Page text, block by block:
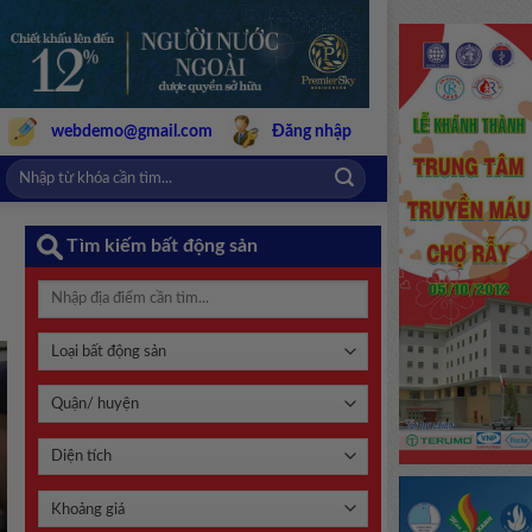
webdemo@gmail.com Đăng nhập
Tìm kiếm bất động sản